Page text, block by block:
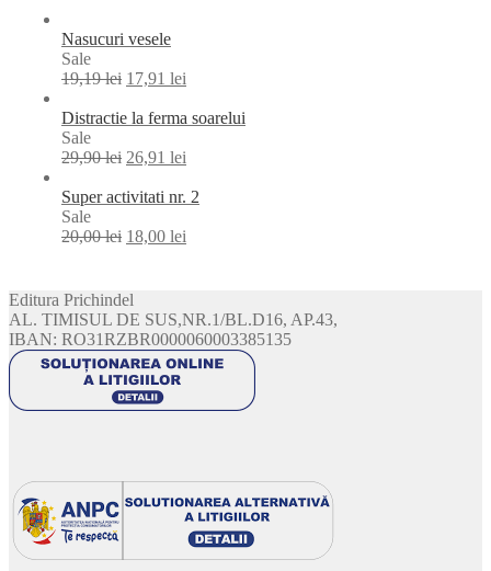
Nasucuri vesele
SaleProduct
on
19,19lei 17,91 lei
Distractie la ferma soarelui
SaleProduct
on
29,90lei 26,91 lei
Super activitati nr. 2
SaleProduct
on
20,00lei 18,00 lei
Editura Prichindel
AL. TIMISUL DE SUS,NR.1/BL.D16, AP.43,
IBAN: RO31RZBR0000060003385135